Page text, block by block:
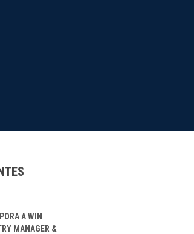
A WIN
MANAGER &